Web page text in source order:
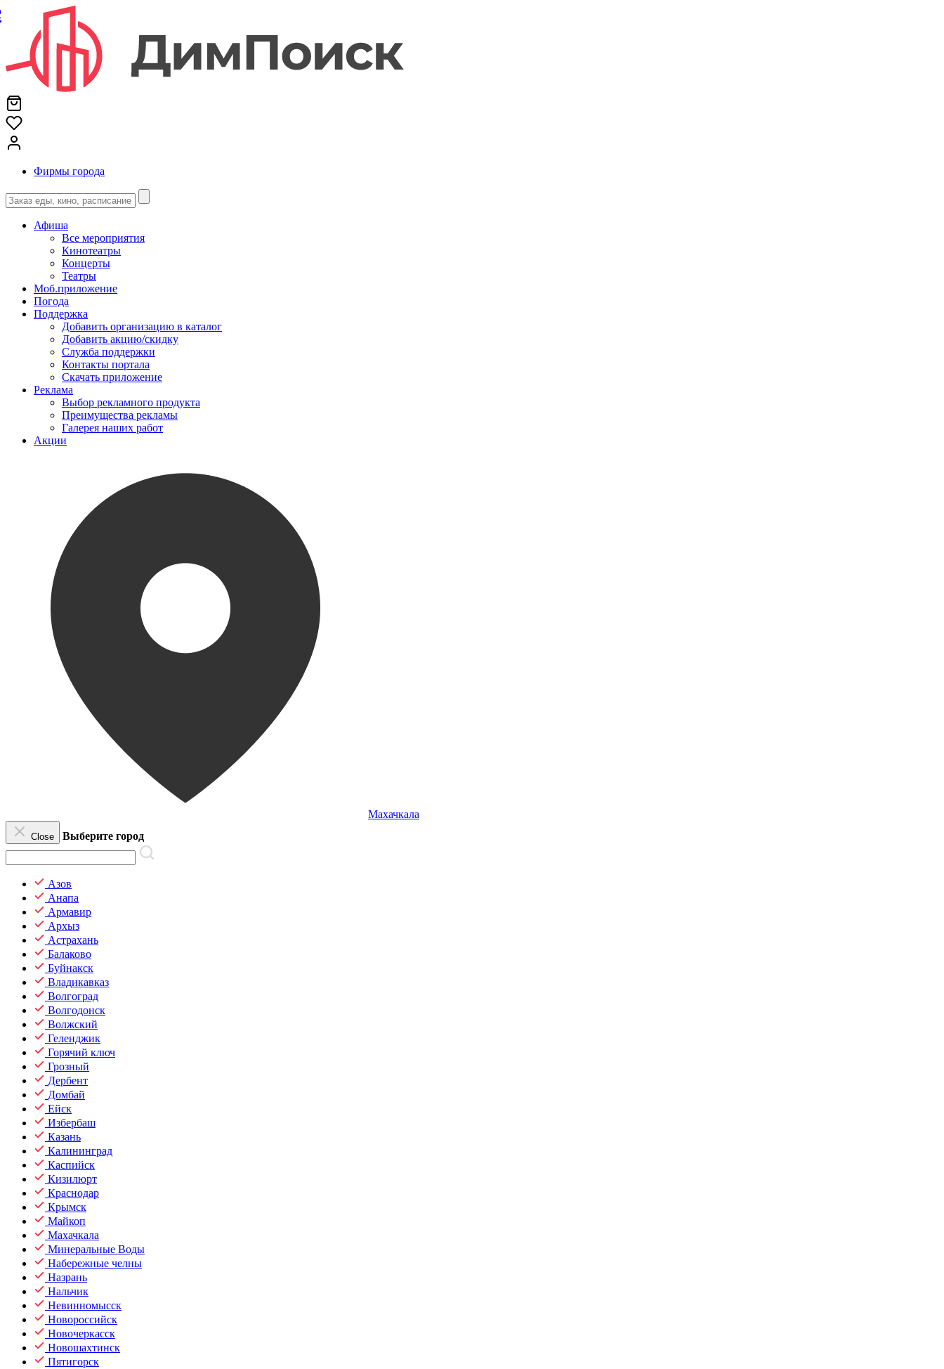
Фирмы города
Афиша
Все мероприятия
Кинотеатры
Концерты
Театры
Моб.приложение
Погода
Поддержка
Добавить организацию в каталог
Добавить акцию/скидку
Служба поддержки
Контакты портала
Скачать приложение
Реклама
Выбор рекламного продукта
Преимущества рекламы
Галерея наших работ
Акции
Махачкала
Close Выберите город
Азов
Анапа
Армавир
Архыз
Астрахань
Балаково
Буйнакск
Владикавказ
Волгоград
Волгодонск
Волжский
Геленджик
Горячий ключ
Грозный
Дербент
Домбай
Ейск
Избербаш
Казань
Калининград
Каспийск
Кизилюрт
Краснодар
Крымск
Майкоп
Махачкала
Минеральные Воды
Набережные челны
Назрань
Нальчик
Невинномысск
Новороссийск
Новочеркасск
Новошахтинск
Пятигорск